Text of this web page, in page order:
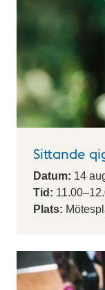
Sittande
Datum: 14
Tid: 11.00–
Plats: